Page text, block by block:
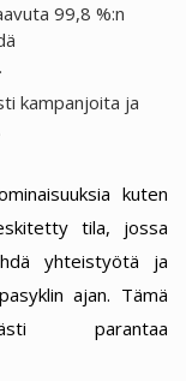
99,8 %:n
kampanjoita ja
kuten
tila, jossa
yhteistyötä ja
ajan. Tämä
parantaa